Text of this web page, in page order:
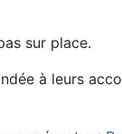
sur place.
à leurs